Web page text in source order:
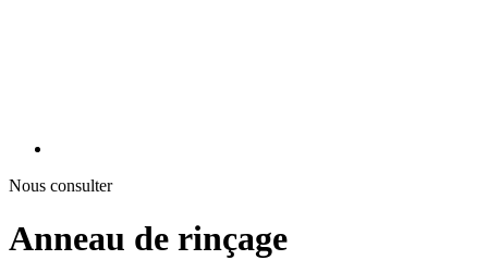
Nous consulter
Anneau de rinçage